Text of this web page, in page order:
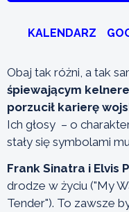
KALENDARZ
Obaj tak różni, a tak
śpiewającym
porzucił karierę
Ich głosy – o
stały się symbolami
Frank Sinatra i Elvis
drodze w życiu ("My
Tender"). To zawsze